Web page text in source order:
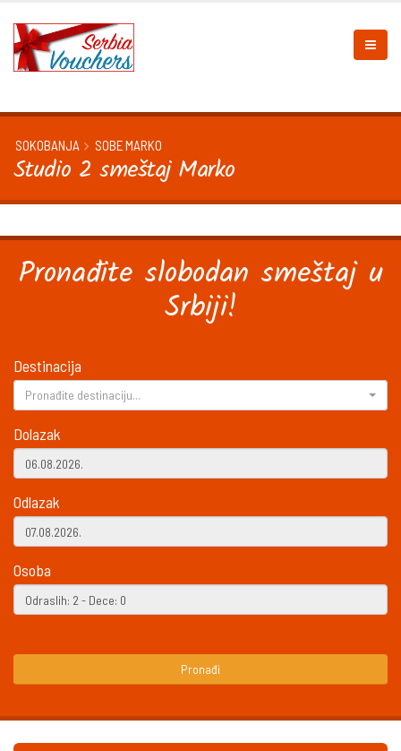
SOKOBANJA SOBE MARKO
Studio 2 smeštaj Marko
Pronađite slobodan smeštaj u
Srbiji!
Destinacija
Pronađite destinaciju...
Dolazak
Odlazak
Osoba
Pronađi